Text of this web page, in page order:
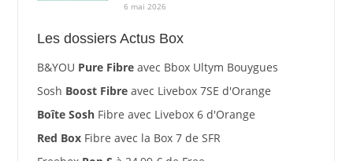
6 mai 2026
Les dossiers Actus Box
B&YOU Pure Fibreavec Bbox Ultym Bouygues
Sosh Boost Fibreavec Livebox 7SE d'Orange
Boîte SoshFibre avec Livebox 6 d'Orange
Red BoxFibre avec la Box 7 de SFR